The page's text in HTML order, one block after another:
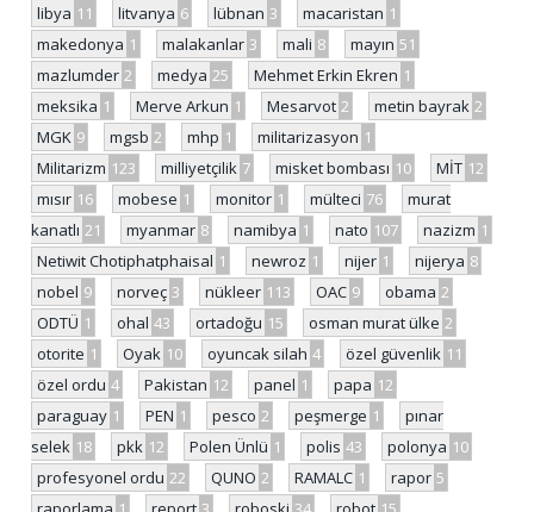
libya 11 litvanya 6 lübnan 3 macaristan 1
makedonya 1 malakanlar 3 mali 8 mayın 51
mazlumder 2 medya 25 Mehmet Erkin Ekren 1
meksika 1 Merve Arkun 1 Mesarvot 2 metin bayrak 2
MGK 9 mgsb 2 mhp 1 militarizasyon 1
Militarizm 123 milliyetçilik 7 misket bombası 10 MİT 12
mısır 16 mobese 1 monitor 1 mülteci 76
murat
kanatlı 21 myanmar 8 namibya 1 nato 107 nazizm 1
Netiwit Chotiphatphaisal 1 newroz 1 nijer 1 nijerya 8
nobel 9 norveç 3 nükleer 113 OAC 9 obama 2
ODTÜ 1 ohal 43 ortadoğu 15 osman murat ülke 2
otorite 1 Oyak 10 oyuncak silah 4 özel güvenlik 11
özel ordu 4 Pakistan 12 panel 1 papa 12
paraguay 1 PEN 1 pesco 2 peşmerge 1
pınar
selek 18 pkk 12 Polen Ünlü 1 polis 43 polonya 10
profesyonel ordu 22 QUNO 2 RAMALC 1 rapor 5